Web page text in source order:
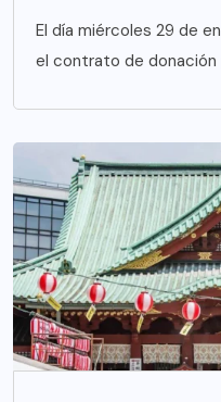
El día miércoles 29 de
el contrato de donación